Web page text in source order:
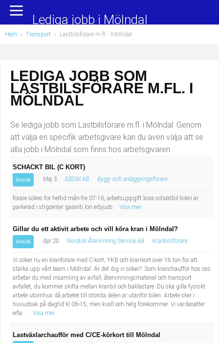
Yrkesområden
Administration, ekonomi, juridik
Chefer och verksamhetsledare
Data/IT
Försäljning, inköp, marknadsföring
Hotell, restaurang, storhushåll
Hälso- och sjukvård
Industriell tillverkning
Kropps- och skönhetsvård
Kultur, media, design
Populära jobb
Undersköterska, hemtjänst och äldreboende
Barnskötare
Lärare i förskola/Förskollärare
Lagerarbetare
Elevassistent
Personlig assistent
Behandlingsassistent/Socialpedagog
Budbilsförare
Tidningsbud/Tidningsdistributör
Lediga jobb i Mölndal
Hem › Transport › Lastbilsförare m.fl. - Mölndal
LEDIGA JOBB SOM
LASTBILSFÖRARE M.FL. I
MÖLNDAL
Se lediga jobb som Lastbilsförare m.fl. i Mölndal. Genom
att välja en specifik arbetsgivare kan du även välja att se
alla jobb i Mölndal som finns hos arbetsgivaren.
SCHACKT BIL (C KORT)
Ansök Maj 5 EBDM AB Bygg- och anläggningsförare
förare sökes för heltid mån-fre 07-16, arbetsuppgift köra schaktbil bilen är
parkerad i stigcenter garanti lön erbjuds
Visa mer
Gillar du ett aktivit arbete och vill köra kran i Mölndal?
Ansök Apr 20 Nordisk Återvinning Service AB Kranbilsförare
Vi söker nu en kranförare med C-kort, YKB och krankort över 18 ton för att
stärka upp vårt team i Mölndal. Är det dig vi söker? Som kranchaufför hos oss
arbetar du med insamling av avfall, återvinningsmaterial och transport
avfallet, du kommer skifta mellan kranbil och baklastare. Du ska gilla fysiskt
arbete utomhus då arbetet till största delen är utanför bilen. Arbete sker i
huvudsak på dagtid kl 06-15, men kväll och helg förekommer. Vi värdesätter
erfa...
Visa mer
Lastväxlarchaufför med C/CE-körkort till Mölndal